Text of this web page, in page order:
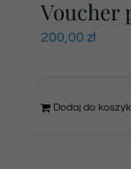
Voucher
200,00 zł
Dodaj do